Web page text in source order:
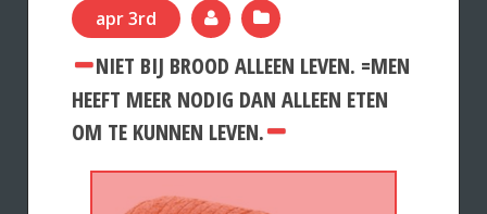
apr 3rd
NIET BIJ BROOD ALLEEN LEVEN. =MEN
HEEFT MEER NODIG DAN ALLEEN ETEN
OM TE KUNNEN LEVEN.